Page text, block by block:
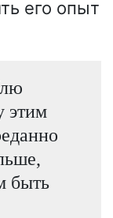
его опыт
этим
быть